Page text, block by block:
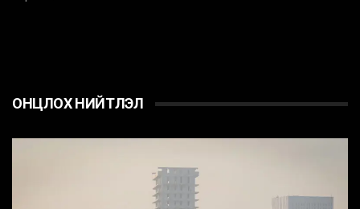
ОНЦЛОХ НИЙТЛЭЛ